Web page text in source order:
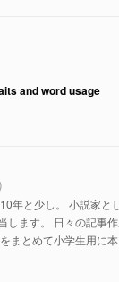
and word usage
年と少し。 小説家と
ます。 日々の記事
とめて小学生用に本